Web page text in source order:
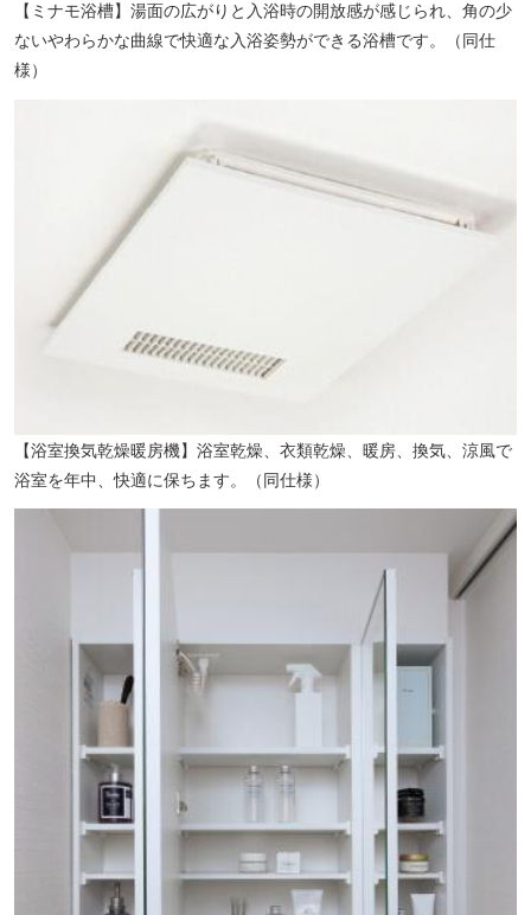
【ミナモ浴槽】湯面の広がりと入浴時の開放感が感じられ、角の少
ないやわらかな曲線で快適な入浴姿勢ができる浴槽です。（同仕
様）
【浴室換気乾燥暖房機】浴室乾燥、衣類乾燥、暖房、換気、涼風で
浴室を年中、快適に保ちます。（同仕様）